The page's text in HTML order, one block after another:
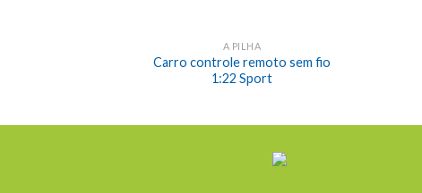
A PILHA
Carro controle remoto sem fio
1:22 Sport